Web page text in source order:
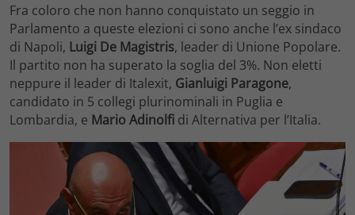
Fra coloro che non hanno conquistato un seggio in
Parlamento a queste elezioni ci sono anche l’ex sindaco
di Napoli, Luigi De Magistris, leader di Unione Popolare.
Il partito non ha superato la soglia del 3%. Non eletti
neppure il leader di Italexit, Gianluigi Paragone,
candidato in 5 collegi plurinominali in Puglia e
Lombardia, e Mario Adinolfi di Alternativa per l’Italia.